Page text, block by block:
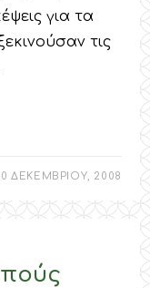
για τα
τις
ΔΕΚΕΜΒΡΙΟΥ, 2008